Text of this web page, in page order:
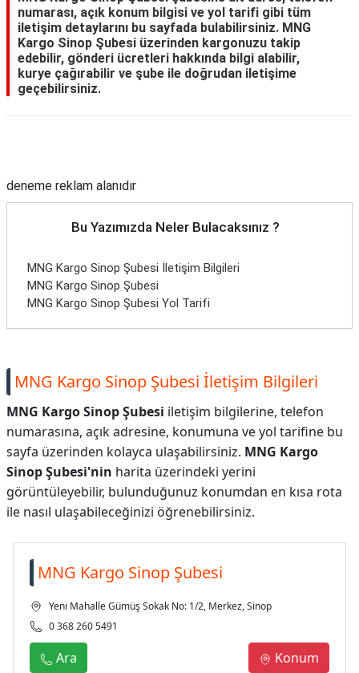
numarası, açık konum bilgisi ve yol tarifi gibi tüm
iletişim detaylarını bu sayfada bulabilirsiniz. MNG
Kargo Sinop Şubesi üzerinden kargonuzu takip
edebilir, gönderi ücretleri hakkında bilgi alabilir,
kurye çağırabilir ve şube ile doğrudan iletişime
geçebilirsiniz.
deneme reklam alanıdır
Bu Yazımızda Neler Bulacaksınız ?
MNG Kargo Sinop Şubesi İletişim Bilgileri
MNG Kargo Sinop Şubesi
MNG Kargo Sinop Şubesi Yol Tarifi
MNG Kargo Sinop Şubesi İletişim Bilgileri
MNG Kargo Sinop Şubesi iletişim bilgilerine, telefon
numarasına, açık adresine, konumuna ve yol tarifine bu
sayfa üzerinden kolayca ulaşabilirsiniz. MNG Kargo
Sinop Şubesi'nin harita üzerindeki yerini
görüntüleyebilir, bulunduğunuz konumdan en kısa rota
ile nasıl ulaşabileceğinizi öğrenebilirsiniz.
MNG Kargo Sinop Şubesi
Yeni Mahalle Gümüş Sokak No: 1/2, Merkez, Sinop
0 368 260 5491
Ara Konum